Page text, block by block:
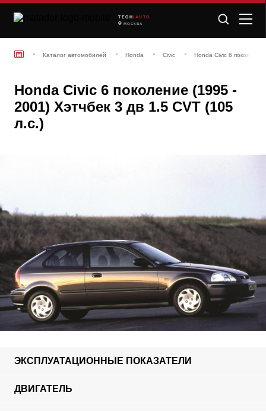
TECH /AUTO
МОСКВА
Каталог автомобилей Honda Civic Honda Civic 6
Honda Civic 6 поколение (1995 -
2001) Хэтчбек 3 дв 1.5 CVT (105
л.с.)
ЭКСПЛУАТАЦИОННЫЕ ПОКАЗАТЕЛИ
ДВИГАТЕЛЬ